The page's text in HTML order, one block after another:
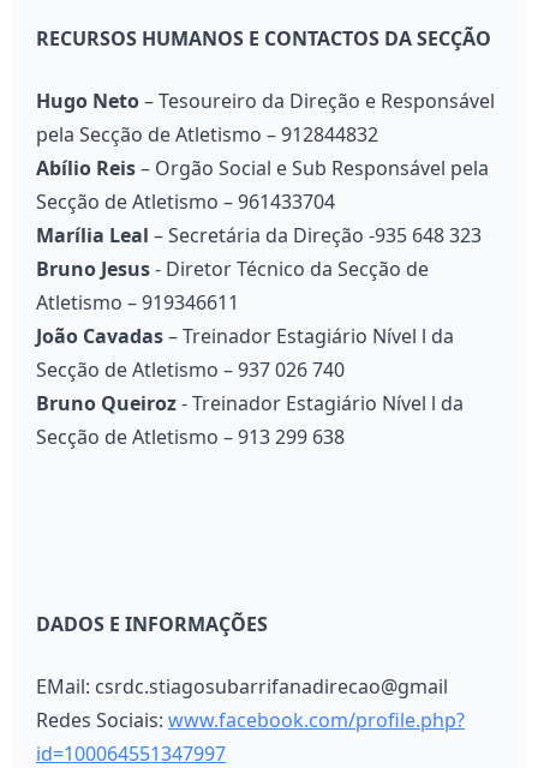
RECURSOS HUMANOS E CONTACTOS DA SECÇÃO
Hugo Neto– Tesoureiro da Direção e Responsável
pela Secção de Atletismo – 912844832
Abílio Reis– Orgão Social e Sub Responsável pela
Secção de Atletismo – 961433704
Marília Leal – Secretária da Direção -935 648 323
Bruno Jesus- Diretor Técnico da Secção de
Atletismo – 919346611
João Cavadas– Treinador Estagiário Nível l da
Secção de Atletismo – 937 026 740
Bruno Queiroz- Treinador Estagiário Nível l da
Secção de Atletismo – 913 299 638
DADOS E INFORMAÇÕES
EMail: csrdc.stiagosubarrifanadirecao@gmail
Redes Sociais: www.facebook.com/profile.php?
id=100064551347997